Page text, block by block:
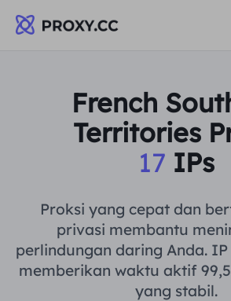
Proksi
PROXI PERUMAHAN
Proksi Perumahan
Proksi Perumahan Statis
Proksi Perumahan Tanpa
Proksi Perumahan
Proksi Perumahan Statis
Data for AI
Solusi
French
Territories
17 IPs
Proksi yang cepat dan
privasi membantu
perlindungan daring Anda.
memberikan waktu aktif
yang stabil.